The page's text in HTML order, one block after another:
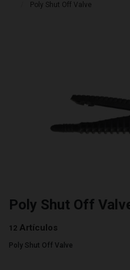
Poly Shut Off Valve
Poly Shut Off
12 Artículos
Poly Shut Off Valve